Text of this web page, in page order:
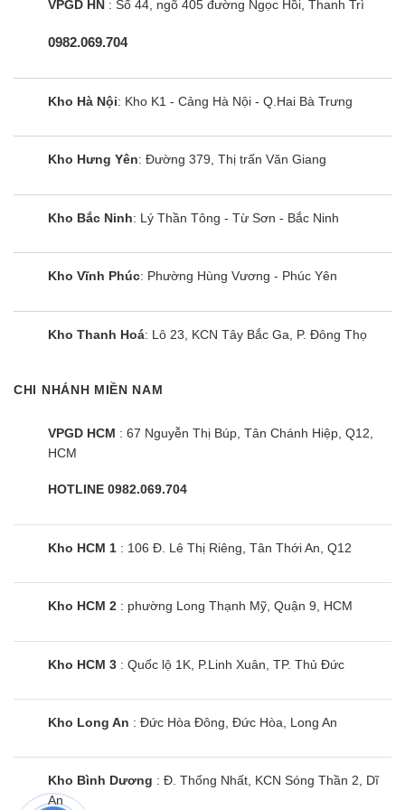
Tủ lạnh Hitachi R-FVY480PGV0
Tủ lạnh Hitachi R-FVY510PGV0
(GMG) | 390L 2 cánh inverter
VPGD HN : Số 44, ngõ 405 đường Ngọc Hồi, Thanh Trì
0982.069.704
Kho Hà Nội: Kho K1 - Cảng Hà Nội - Q.Hai Bà Trưng
Kho Hưng Yên: Đường 379, Thị trấn Văn Giang
Kho Bắc Ninh: Lý Thần Tông - Từ Sơn - Bắc Ninh
Kho Vĩnh Phúc: Phường Hùng Vương - Phúc Yên
Kho Thanh Hoá: Lô 23, KCN Tây Bắc Ga, P. Đông Thọ
CHI NHÁNH MIỀN NAM
VPGD HCM : 67 Nguyễn Thị Búp, Tân Chánh Hiệp, Q12,
HCM
HOTLINE 0982.069.704
Kho HCM 1 : 106 Đ. Lê Thị Riêng, Tân Thới An, Q12
Kho HCM 2 : phường Long Thạnh Mỹ, Quận 9, HCM
Kho HCM 3 : Quốc lộ 1K, P.Linh Xuân, TP. Thủ Đức
Kho Long An : Đức Hòa Đông, Đức Hòa, Long An
Kho Bình Dương : Đ. Thống Nhất, KCN Sóng Thần 2, Dĩ
An